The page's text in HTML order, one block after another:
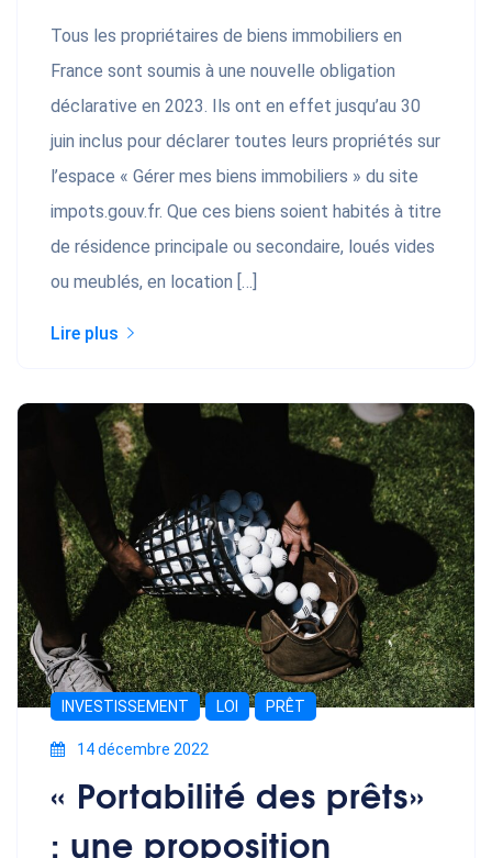
Tous les propriétaires de biens immobiliers en
France sont soumis à une nouvelle obligation
déclarative en 2023. Ils ont en effet jusqu’au 30
juin inclus pour déclarer toutes leurs propriétés sur
l’espace « Gérer mes biens immobiliers » du site
impots.gouv.fr. Que ces biens soient habités à titre
de résidence principale ou secondaire, loués vides
ou meublés, en location […]
Lire plus
INVESTISSEMENT LOI PRÊT
14 décembre 2022
« Portabilité des prêts»
: une proposition